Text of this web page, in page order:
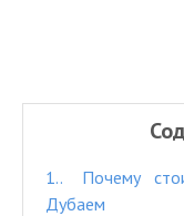
1.
Почему
Дубаем